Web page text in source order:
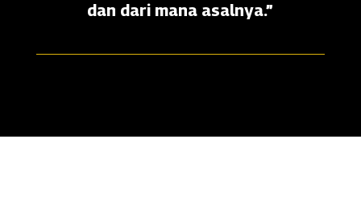
dan dari mana asalnya.”